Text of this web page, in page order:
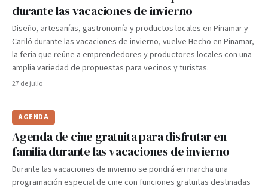
durante las vacaciones de invierno
Diseño, artesanías, gastronomía y productos locales en Pinamar y
Cariló durante las vacaciones de invierno, vuelve Hecho en Pinamar,
la feria que reúne a emprendedores y productores locales con una
amplia variedad de propuestas para vecinos y turistas.
27 de julio
AGENDA
Agenda de cine gratuita para disfrutar en
familia durante las vacaciones de invierno
Durante las vacaciones de invierno se pondrá en marcha una
programación especial de cine con funciones gratuitas destinadas